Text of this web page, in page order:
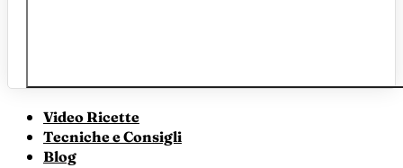
Video Ricette
Tecniche e Consigli
Blog